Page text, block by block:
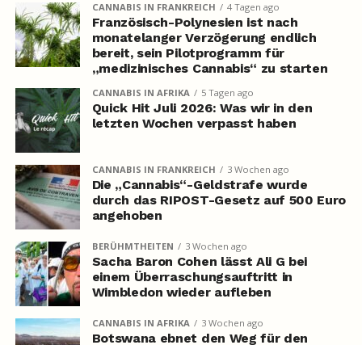
CANNABIS IN FRANKREICH 4 Tagen ago
Französisch-Polynesien ist nach
monatelanger Verzögerung endlich
bereit, sein Pilotprogramm für
„medizinisches Cannabis“ zu starten
CANNABIS IN AFRIKA 5 Tagen ago
Quick Hit Juli 2026: Was wir in den
letzten Wochen verpasst haben
CANNABIS IN FRANKREICH 3 Wochen ago
Die „Cannabis“-Geldstrafe wurde
durch das RIPOST-Gesetz auf 500 Euro
angehoben
BERÜHMTHEITEN 3 Wochen ago
Sacha Baron Cohen lässt Ali G bei
einem Überraschungsauftritt in
Wimbledon wieder aufleben
CANNABIS IN AFRIKA 3 Wochen ago
Botswana ebnet den Weg für den